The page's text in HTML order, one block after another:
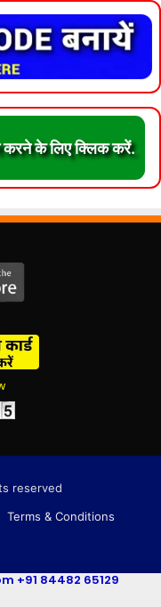
के लिए क्लिक करें.
reserved
Terms & Conditions
+91 84482 65129